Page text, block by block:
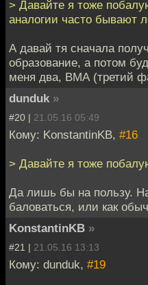
> Давайте я тоже
аналогии часто бывают
А давай тя сначала
образование, а потом
меня два, ВМА (третий
dunduk »
#20 | 21.05.16 05:49
Кому: KonstantinKB, #16
> Давайте я тоже
Да лишь бы на пользу.
баловаться, или как
KonstantinKB »
#21 | 21.05.16 13:13
Кому: dunduk, #19